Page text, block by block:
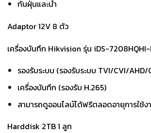
กันฝุ่นและน้ำ
Adaptor 12V 8 ตัว
เครื่องบันทึก Hikvision รุ่น iDS-7208HQHI-
รองรับระบบ (รองรับระบบ TVI/CVI/AHD/
เครื่องบันทึก (รองรับ H.265)
สามารถดูออนไลน์ได้ฟรีตลอดอายุการใช้ง
Harddisk 2TB 1 ลูก